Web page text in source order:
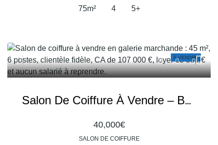
75m² 4 5+
À VENDRE
Salon De Coiffure À Vendre – Belle Opportunité En Galerie Marchande
40,000€
SALON DE COIFFURE